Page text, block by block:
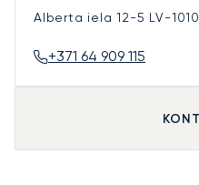
Alberta iela 12-5 LV-1010
+371 64 909 115